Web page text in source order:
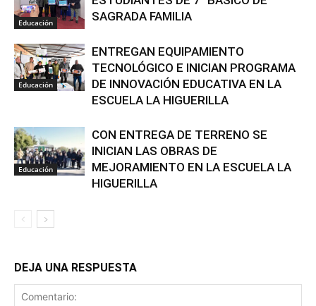
Educación
SAGRADA FAMILIA
Educación
ENTREGAN EQUIPAMIENTO
TECNOLÓGICO E INICIAN PROGRAMA
DE INNOVACIÓN EDUCATIVA EN LA
ESCUELA LA HIGUERILLA
Educación
CON ENTREGA DE TERRENO SE
INICIAN LAS OBRAS DE
MEJORAMIENTO EN LA ESCUELA LA
HIGUERILLA
DEJA UNA RESPUESTA